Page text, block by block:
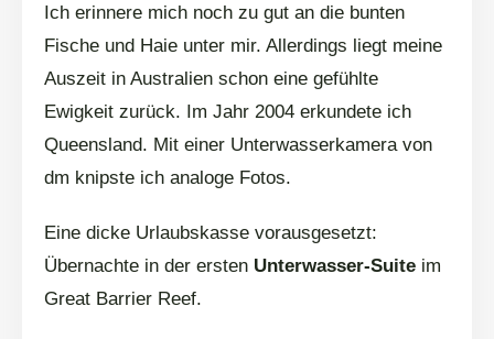
Ich erinnere mich noch zu gut an die bunten
Fische und Haie unter mir. Allerdings liegt meine
Auszeit in Australien schon eine gefühlte
Ewigkeit zurück. Im Jahr 2004 erkundete ich
Queensland. Mit einer Unterwasserkamera von
dm knipste ich analoge Fotos.
Eine dicke Urlaubskasse vorausgesetzt:
Übernachte in der ersten Unterwasser-Suite im
Great Barrier Reef.